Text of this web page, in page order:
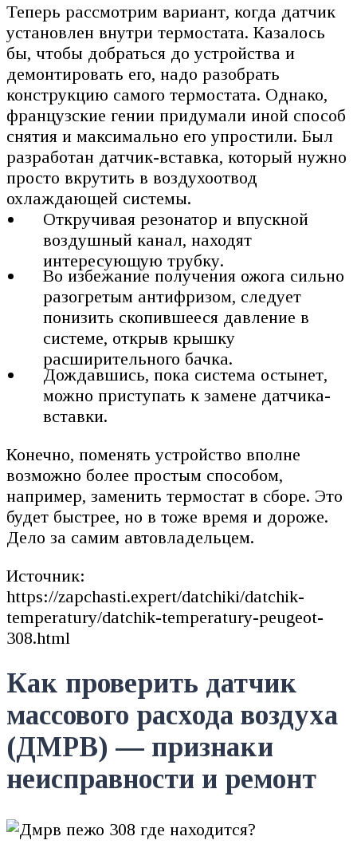
Теперь рассмотрим вариант, когда датчик
установлен внутри термостата. Казалось
бы, чтобы добраться до устройства и
демонтировать его, надо разобрать
конструкцию самого термостата. Однако,
французские гении придумали иной способ
снятия и максимально его упростили. Был
разработан датчик-вставка, который нужно
просто вкрутить в воздухоотвод
охлаждающей системы.
Откручивая резонатор и впускной
воздушный канал, находят
интересующую трубку.
Во избежание получения ожога сильно
разогретым антифризом, следует
понизить скопившееся давление в
системе, открыв крышку
расширительного бачка.
Дождавшись, пока система остынет,
можно приступать к замене датчика-
вставки.
Конечно, поменять устройство вполне
возможно более простым способом,
например, заменить термостат в сборе. Это
будет быстрее, но в тоже время и дороже.
Дело за самим автовладельцем.
Источник:
https://zapchasti.expert/datchiki/datchik-
temperatury/datchik-temperatury-peugeot-
308.html
Как проверить датчик
массового расхода воздуха
(ДМРВ) — признаки
неисправности и ремонт